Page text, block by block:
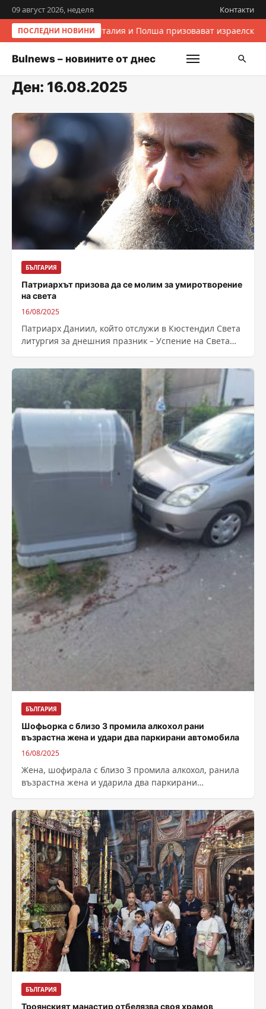
09 август 2026, неделя Контакти
ПОСЛЕДНИ НОВИНИИталия и Полша призовават
Bulnews – новините от днес
Ден: 16.08.2025
БЪЛГАРИЯ
Патриархът призова да се молим за умиротворение
на света
16/08/2025
Патриарх Даниил, който отслужи в Кюстендил Света
литургия за днешния празник – Успение на Света
БЪЛГАРИЯ
Шофьорка с близо 3 промила алкохол рани
възрастна жена и удари два паркирани автомобила
16/08/2025
Жена, шофирала с близо 3 промила алкохол, ранила
възрастна жена и ударила два паркирани
съобщиха...
БЪЛГАРИЯ
Троянският манастир отбелязва своя храмов